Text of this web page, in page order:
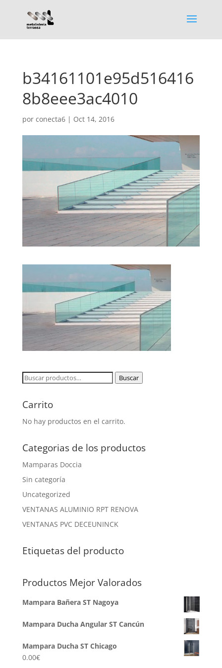
b34161101e95d516416
8b8eee3ac4010
por conecta6| Oct 14, 2016
Buscar
Buscar
Carrito
No hay productos en el carrito.
Categorias de los productos
Mamparas Doccia
Sin categoría
Uncategorized
VENTANAS ALUMINIO RPT RENOVA
VENTANAS PVC DECEUNINCK
Etiquetas del producto
Productos Mejor Valorados
Mampara Bañera ST Nagoya
Mampara Ducha Angular ST Cancún
Mampara Ducha ST Chicago
0.00€